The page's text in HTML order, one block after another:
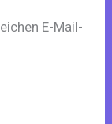
E-Mail-